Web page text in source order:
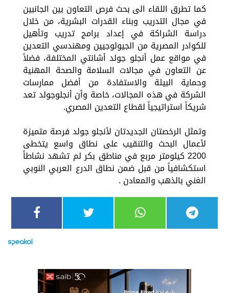
كما تطرق اللقاء الى بحث فرص التعاون بين الجانبين
في مجال التدريب وبناء القدرات البشرية، من خلال
دراسة الشراكة في إعداد برامج تدريب وتأهيل
للكوادر المصرية من الجيولوجيين ومهندسي التعدين
في مواقع عمل أنجلو جولد أشانتي المختلفة، فضلاً
عن التعاون في مجالات السلامة والصحة المهنية
وحماية البيئة والاستفادة من أفضل ممارسات
الشركة في هذه المجالات، خاصة وأن أنجلوجولد تعد
شريكاً استراتيجياً لقطاع التعدين المصري.
وتمثل الرخصتان الجديدتان لأنجلو جولد فرصة متميزة
لأعمال البحث والتنقيب على نطاق واسع يتخطى
2200 كيلومتر مربع في مناطق بكر لم تشهد نشاطاً
استكشافياً من قبل ضمن نطاق الدرع العربي النوبي
الغني بالذهب والمعادن .